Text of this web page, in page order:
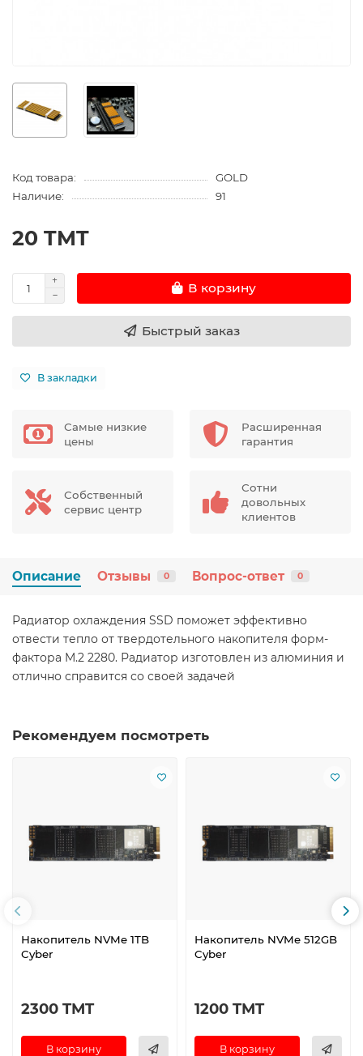
Код товара:
GOLD
Наличие:
91
20 TMT
В корзину
Быстрый заказ
В закладки
Самые низкие
цены
Расширенная
гарантия
Собственный
сервис центр
Сотни
довольных
клиентов
Описание Отзывы 0 Вопрос-ответ 0
Радиатор охлаждения SSD поможет эффективно
отвести тепло от твердотельного накопителя форм-
фактора M.2 2280. Радиатор изготовлен из алюминия и
отлично справится со своей задачей
Рекомендуем посмотреть
Накопитель NVMe 1TB
Cyber
2300 TMT
В корзину
Накопитель NVMe 512GB
Cyber
1200 TMT
В корзину